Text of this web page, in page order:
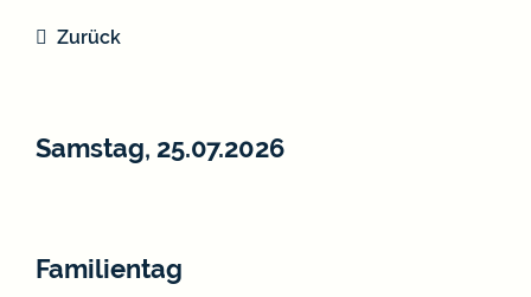
Zurück
Samstag, 25.07.2026
Familientag